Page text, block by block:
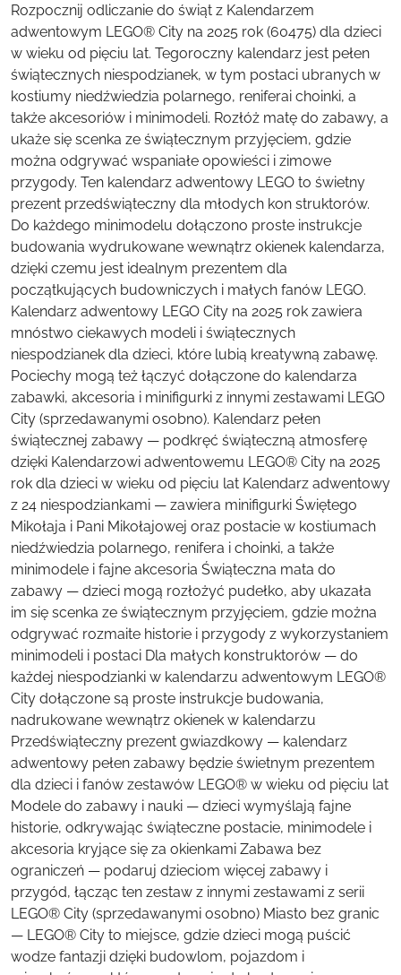
Rozpocznij odliczanie do świąt z Kalendarzem
adwentowym LEGO® City na 2025 rok (60475) dla dzieci
w wieku od pięciu lat. Tegoroczny kalendarz jest pełen
świątecznych niespodzianek, w tym postaci ubranych w
kostiumy niedźwiedzia polarnego, reniferai choinki, a
także akcesoriów i minimodeli. Rozłóż matę do zabawy, a
ukaże się scenka ze świątecznym przyjęciem, gdzie
można odgrywać wspaniałe opowieści i zimowe
przygody. Ten kalendarz adwentowy LEGO to świetny
prezent przedświąteczny dla młodych kon struktorów.
Do każdego minimodelu dołączono proste instrukcje
budowania wydrukowane wewnątrz okienek kalendarza,
dzięki czemu jest idealnym prezentem dla
początkujących budowniczych i małych fanów LEGO.
Kalendarz adwentowy LEGO City na 2025 rok zawiera
mnóstwo ciekawych modeli i świątecznych
niespodzianek dla dzieci, które lubią kreatywną zabawę.
Pociechy mogą też łączyć dołączone do kalendarza
zabawki, akcesoria i minifigurki z innymi zestawami LEGO
City (sprzedawanymi osobno). Kalendarz pełen
świątecznej zabawy — podkręć świąteczną atmosferę
dzięki Kalendarzowi adwentowemu LEGO® City na 2025
rok dla dzieci w wieku od pięciu lat Kalendarz adwentowy
z 24 niespodziankami — zawiera minifigurki Świętego
Mikołaja i Pani Mikołajowej oraz postacie w kostiumach
niedźwiedzia polarnego, renifera i choinki, a także
minimodele i fajne akcesoria Świąteczna mata do
zabawy — dzieci mogą rozłożyć pudełko, aby ukazała
im się scenka ze świątecznym przyjęciem, gdzie można
odgrywać rozmaite historie i przygody z wykorzystaniem
minimodeli i postaci Dla małych konstruktorów — do
każdej niespodzianki w kalendarzu adwentowym LEGO®
City dołączone są proste instrukcje budowania,
nadrukowane wewnątrz okienek w kalendarzu
Przedświąteczny prezent gwiazdkowy — kalendarz
adwentowy pełen zabawy będzie świetnym prezentem
dla dzieci i fanów zestawów LEGO® w wieku od pięciu lat
Modele do zabawy i nauki — dzieci wymyślają fajne
historie, odkrywając świąteczne postacie, minimodele i
akcesoria kryjące się za okienkami Zabawa bez
ograniczeń — podaruj dzieciom więcej zabawy i
przygód, łącząc ten zestaw z innymi zestawami z serii
LEGO® City (sprzedawanymi osobno) Miasto bez granic
— LEGO® City to miejsce, gdzie dzieci mogą puścić
wodze fantazji dzięki budowlom, pojazdom i